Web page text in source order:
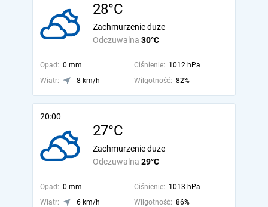
28°C
Odczuwalna 30°C
Zachmurzenie duże
Opad: 0 mm Ciśnienie: 1012 hPa
Wiatr:
8 km/h Wilgotność: 82%
20:00
27°C
Odczuwalna 29°C
Zachmurzenie duże
Opad: 0 mm Ciśnienie: 1013 hPa
Wiatr:
6 km/h Wilgotność: 86%